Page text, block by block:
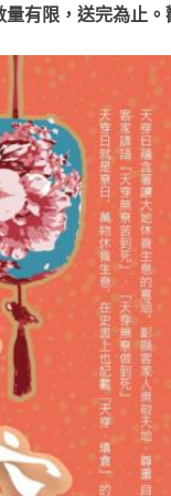
有限，送完為止。